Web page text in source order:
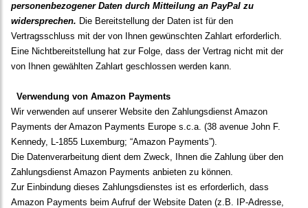
personenbezogener Daten durch Mitteilung an PayPal zu
widersprechen. Die Bereitstellung der Daten ist für den
Vertragsschluss mit der von Ihnen gewünschten Zahlart erforderlich.
Eine Nichtbereitstellung hat zur Folge, dass der Vertrag nicht mit der
von Ihnen gewählten Zahlart geschlossen werden kann.
Verwendung von Amazon Payments
Wir verwenden auf unserer Website den Zahlungsdienst Amazon
Payments der Amazon Payments Europe s.c.a. (38 avenue John F.
Kennedy, L-1855 Luxemburg; “Amazon Payments”).
Die Datenverarbeitung dient dem Zweck, Ihnen die Zahlung über den
Zahlungsdienst Amazon Payments anbieten zu können.
Zur Einbindung dieses Zahlungsdienstes ist es erforderlich, dass
Amazon Payments beim Aufruf der Website Daten (z.B. IP-Adresse,